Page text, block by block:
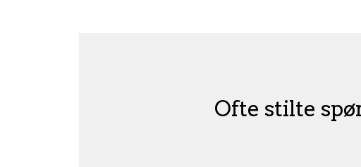
Ofte stilte